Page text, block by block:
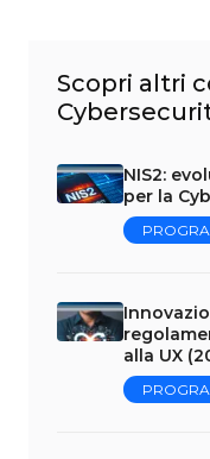
Scopri altri
NIS2:
per la
alla UX